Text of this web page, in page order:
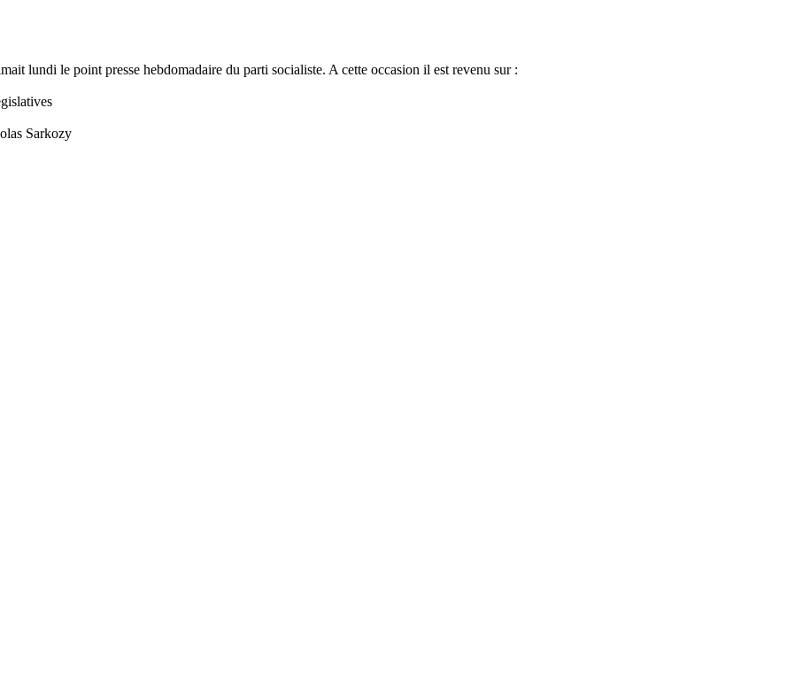
lundi le point presse hebdomadaire du parti socialiste. A cette occasion il est revenu sur :
Sarkozy